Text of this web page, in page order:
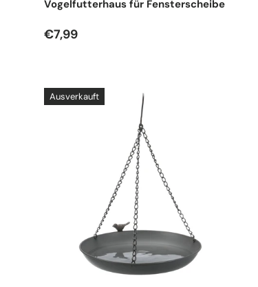
Vogelfutterhaus für Fensterscheibe
Normaler Preis
€7,99
Ausverkauft